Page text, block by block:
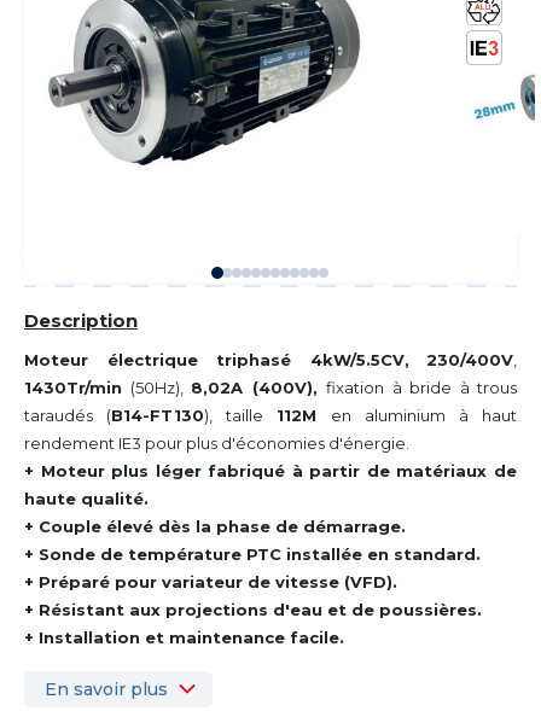
Description
Moteur électrique triphasé 4kW/5.5CV, 230/400V
1430Tr/min (50Hz), 8,02A (400V), fixation à bride à trous
taraudés (B14-FT130), taille 112M en aluminium à haut
rendement IE3 pour plus d'économies d'énergie.
+ Moteur plus léger fabriqué à partir de matériaux de
haute qualité.
+ Couple élevé dès la phase de démarrage.
+ Sonde de température PTC installée en standard.
+ Préparé pour variateur de vitesse (VFD).
+ Résistant aux projections d'eau et de poussières.
+ Installation et maintenance facile.
En savoir plus